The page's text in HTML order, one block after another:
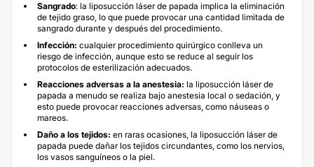
Sangrado: la liposucción láser de papada implica la eliminación
de tejido graso, lo que puede provocar una cantidad limitada de
sangrado durante y después del procedimiento.
Infección: cualquier procedimiento quirúrgico conlleva un
riesgo de infección, aunque esto se reduce al seguir los
protocolos de esterilización adecuados.
Reacciones adversas a la anestesia: la liposucción láser de
papada a menudo se realiza bajo anestesia local o sedación, y
esto puede provocar reacciones adversas, como náuseas o
mareos.
Daño a los tejidos: en raras ocasiones, la liposucción láser de
papada puede dañar los tejidos circundantes, como los nervios,
los vasos sanguíneos o la piel.